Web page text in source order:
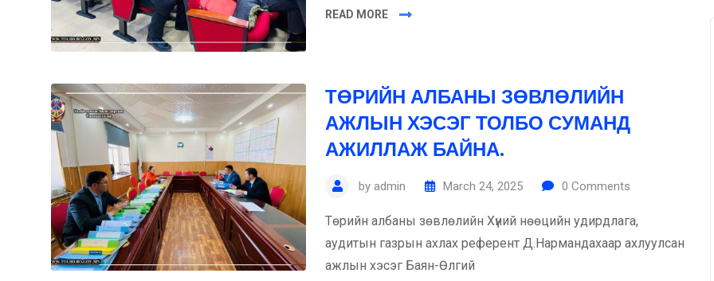
READ MORE
ТӨРИЙН АЛБАНЫ ЗӨВЛӨЛИЙН
АЖЛЫН ХЭСЭГ ТОЛБО СУМАНД
АЖИЛЛАЖ БАЙНА.
byadmin March 24, 2025 0 Comments
Төрийн албаны зөвлөлийн Хүний нөөцийн удирдлага,
аудитын газрын ахлах референт Д.Нармандахаар ахлуулсан
ажлын хэсэг Баян-Өлгий